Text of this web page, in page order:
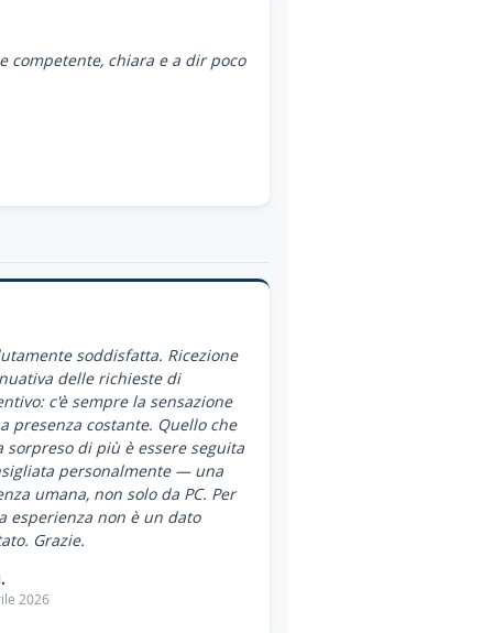
competente, chiara e a dir poco
soddisfatta. Ricezione
delle richieste di
c'è sempre la sensazione
presenza costante. Quello che
sorpreso di più è essere seguita
personalmente — una
umana, non solo da PC. Per
esperienza non è un dato
Grazie.
2026